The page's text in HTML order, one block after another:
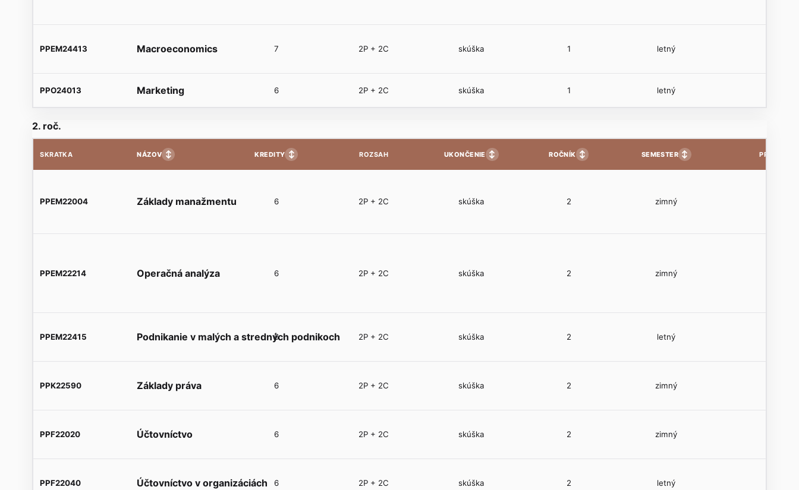
PPEM24413 Macroeconomics 7 2P + 2C skúška 1 letný
PPO24013 Marketing 6 2P + 2C skúška 1 letný
2. roč.
SKRATKA NÁZOV ↕ KREDITY ↕ ROZSAH UKONČENIE ↕ ROČNÍK ↕ SEMESTER ↕ PP
PPEM22004 Základy manažmentu 6 2P + 2C skúška 2 zimný
PPEM22214 Operačná analýza 6 2P + 2C skúška 2 zimný
PPEM22415 Podnikanie v malých a stredných podnikoch
6 2P + 2C skúška 2 letný
PPK22590 Základy práva 6 2P + 2C skúška 2 zimný
PPF22020 Účtovníctvo 6 2P + 2C skúška 2 zimný
PPF22040 Účtovníctvo v organizáciách 6 2P + 2C skúška 2 letný